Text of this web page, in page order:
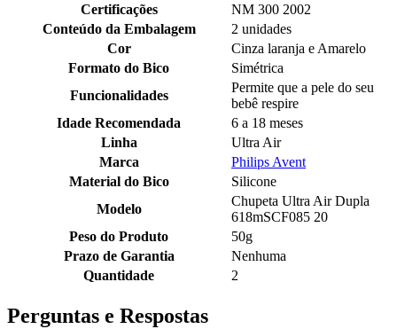
Certificações
NM 300 2002
Conteúdo da Embalagem
2 unidades
Cor
Cinza laranja e Amarelo
Formato do Bico
Simétrica
Funcionalidades
Permite que a pele do seu
bebê respire
Idade Recomendada
6 a 18 meses
Linha
Ultra Air
Marca
Philips Avent
Material do Bico
Silicone
Modelo
Chupeta Ultra Air Dupla
618mSCF085 20
Peso do Produto
50g
Prazo de Garantia
Nenhuma
Quantidade
2
Perguntas e Respostas